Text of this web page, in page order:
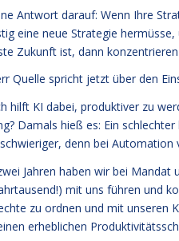
Antwort darauf: Wenn Ihre
eine neue Strategie
Zukunft ist, dann
Quelle spricht jetzt über den
hilft KI dabei, produktiver zu
Damals hieß es: Ein
denn bei
Jahren haben wir bei
mit uns führen und
zu ordnen und mit unseren
erheblichen